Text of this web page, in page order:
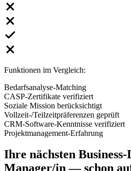
Funktionen im Vergleich:
Bedarfsanalyse-Matching
CASP-Zertifikate verifiziert
Soziale Mission berücksichtigt
Vollzeit-/Teilzeitpräferenzen geprüft
CRM-Software-Kenntnisse verifiziert
Projektmanagement-Erfahrung
Ihre nächsten
Manager/in— schon